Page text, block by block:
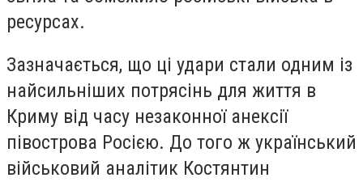
ресурсах.
Зазначається, що ці удари стали одним із
найсильніших потрясінь для життя в
Криму від часу незаконної анексії
півострова Росією. До того ж український
військовий аналітик Костянтин